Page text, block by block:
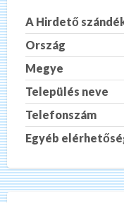
A Hirdető
Ország
Megye
Település neve
Telefonszám
Egyéb